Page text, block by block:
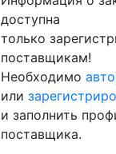
доступна
только
поставщикам!
Необходимо
или
и заполнить
поставщика.